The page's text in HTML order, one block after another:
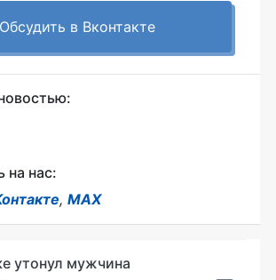
Обсудить в Вконтакте
на нас:
, MAX
утонул мужчина